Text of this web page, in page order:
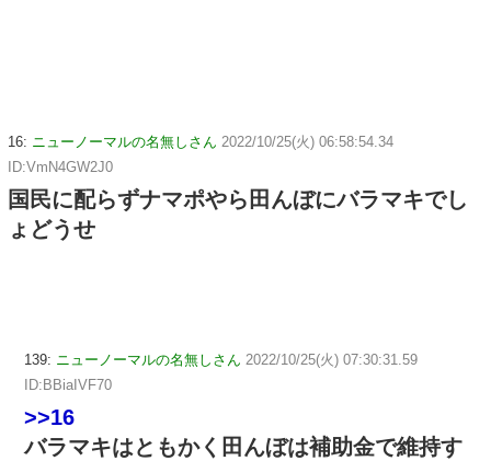
16: ニューノーマルの名無しさん 2022/10/25(火) 06:58:54.34
ID:VmN4GW2J0
国民に配らずナマポやら田んぼにバラマキでし
ょどうせ
139: ニューノーマルの名無しさん 2022/10/25(火) 07:30:31.59
ID:BBiaIVF70
>>16
バラマキはともかく田んぼは補助金で維持す